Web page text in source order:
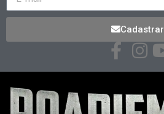
Cadastrar